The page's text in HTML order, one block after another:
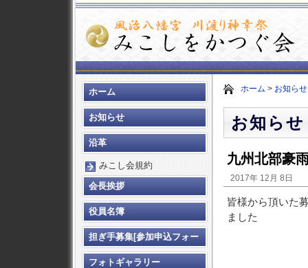
ホーム > お知らせ
お知らせ
九州北部豪
2017年 12月 8日
皆様から頂いた
ました
ホーム
お知らせ
沿革
みこし会規約
会長挨拶
役員名簿
担ぎ手募集[参加申込フォー
ム]
フォトギャラリー